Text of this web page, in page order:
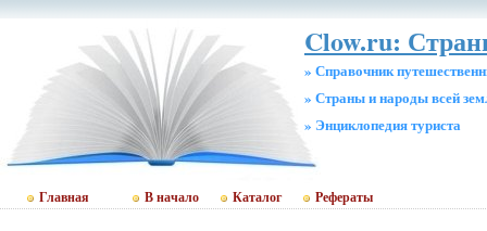
Clow.ru:
» Справочник
» Страны и народы всей
» Энциклопедия туриста
Главная В начало Каталог Рефераты